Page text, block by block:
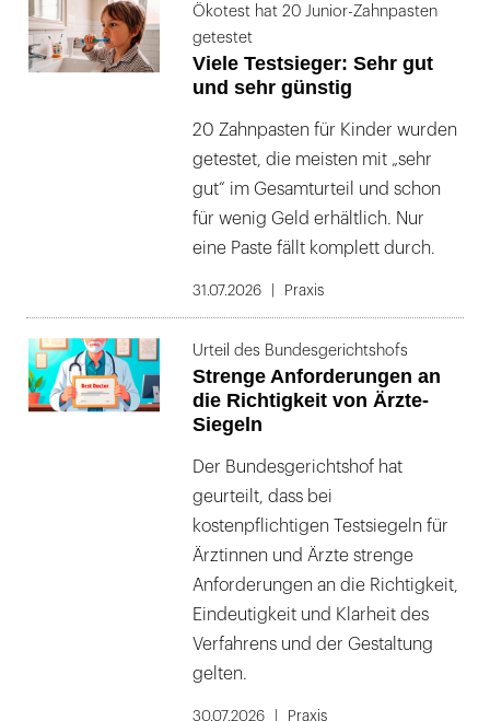
Ökotest hat 20 Junior-Zahnpasten
getestet
Viele Testsieger: Sehr gut
und sehr günstig
20 Zahnpasten für Kinder wurden
getestet, die meisten mit „sehr
gut“ im Gesamturteil und schon
für wenig Geld erhältlich. Nur
eine Paste fällt komplett durch.
31.07.2026 Praxis
Urteil des Bundesgerichtshofs
Strenge Anforderungen an
die Richtigkeit von Ärzte-
Siegeln
Der Bundesgerichtshof hat
geurteilt, dass bei
kostenpflichtigen Testsiegeln für
Ärztinnen und Ärzte strenge
Anforderungen an die Richtigkeit,
Eindeutigkeit und Klarheit des
Verfahrens und der Gestaltung
gelten.
30.07.2026 Praxis